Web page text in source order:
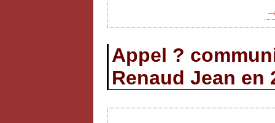
Appel ?
Renaud Jean en